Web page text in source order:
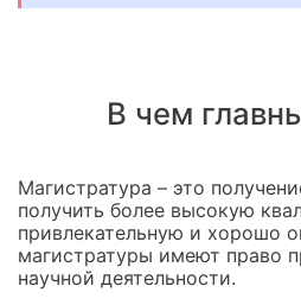
В чем
Магистратура – это
получить более высокую
привлекательную и хорошо
магистратуры имеют право
научной деятельности.